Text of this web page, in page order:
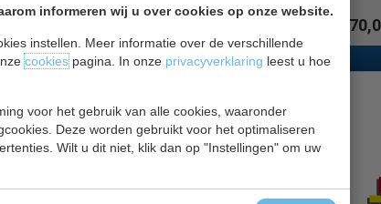
informeren wij u over cookies op onze website.
instellen. Meer informatie over de verschillende
cookiespagina. In onze privacyverklaring leest u hoe
voor het gebruik van alle cookies, waaronder
Deze worden gebruikt voor het optimaliseren
Wilt u dit niet, klik dan op "Instellingen" om uw
zonder verzendkosten en geven bovendien geld terug
bekijken
€
Wandkoeling bekijken